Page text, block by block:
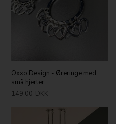
Oxxo Design - Øreringe med
små hjerter
149,00 DKK